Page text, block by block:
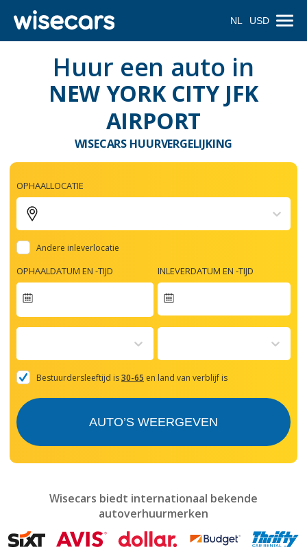
NL USD
Huur een auto in
NEW YORK CITY JFK
AIRPORT
WISECARS HUURVERGELIJKING
OPHAALLOCATIE
Andere inleverlocatie
OPHAALDATUM EN -TIJD
forward
with
the
and
mark
get
the
INLEVERDATUM EN -TIJD
Bestuurdersleeftijd is30-65 en land van verblijf is
AUTO’S WEERGEVEN
Wisecars biedt internationaal bekende
autoverhuurmerken